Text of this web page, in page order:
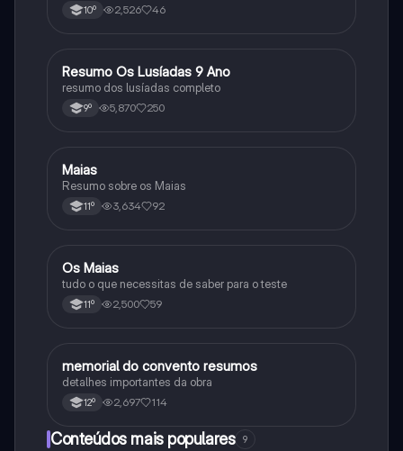
10º 2,526 46
Português
Resumo Os Lusíadas 9 Ano
resumo dos lusíadas completo
9º 5,870 250
Português
Maias
Resumo sobre os Maias
11º 3,634 92
Português
Os Maias
tudo o que necessitas de saber para o teste
11º 2,500 59
Português
memorial do convento resumos
detalhes importantes da obra
12º 2,697 114
Conteúdos mais populares 9